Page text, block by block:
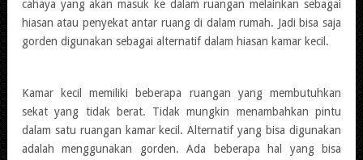
cahaya yang akan masuk ke dalam ruangan melainkan sebagai
hiasan atau penyekat antar ruang di dalam rumah. Jadi bisa saja
gorden digunakan sebagai alternatif dalam hiasan kamar kecil.
Kamar kecil memiliki beberapa ruangan yang membutuhkan
sekat yang tidak berat. Tidak mungkin menambahkan pintu
dalam satu ruangan kamar kecil. Alternatif yang bisa digunakan
adalah menggunakan gorden. Ada beberapa hal yang bisa